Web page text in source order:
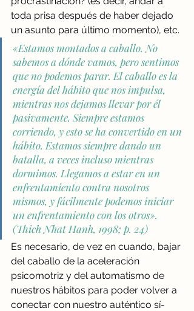
toda prisa después de haber dejado
un asunto para último momento), etc.
«Estamos montados a caballo. No
sabemos a dónde vamos, pero sentimos
que no podemos parar. El caballo es la
energía del hábito que nos impulsa,
mientras nos dejamos llevar por él
pasivamente. Siempre estamos
corriendo, y esto se ha convertido en un
hábito. Estamos siempre dando un
batalla, a veces incluso mientras
dormimos. Llegamos a estar en un
enfrentamiento contra nosotros
mismos, y fácilmente podemos iniciar
un enfrentamiento con los otros».
(Thich Nhat Hanh, 1998; p. 24)
Es necesario, de vez en cuando, bajar
del caballo de la aceleración
psicomotriz y del automatismo de
nuestros hábitos para poder volver a
conectar con nuestro auténtico sí-